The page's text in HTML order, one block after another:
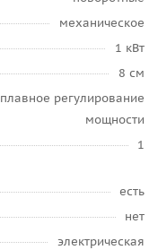
механическое
1 кВт
8 см
плавное регулирование
мощности
1
есть
нет
электрическая